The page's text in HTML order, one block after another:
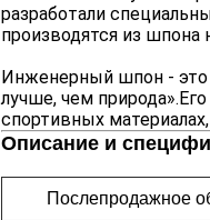
разработали
производятся из шпона
Инженерный шпон - это
лучше, чем
спортивных
Описание и
Послепродажное